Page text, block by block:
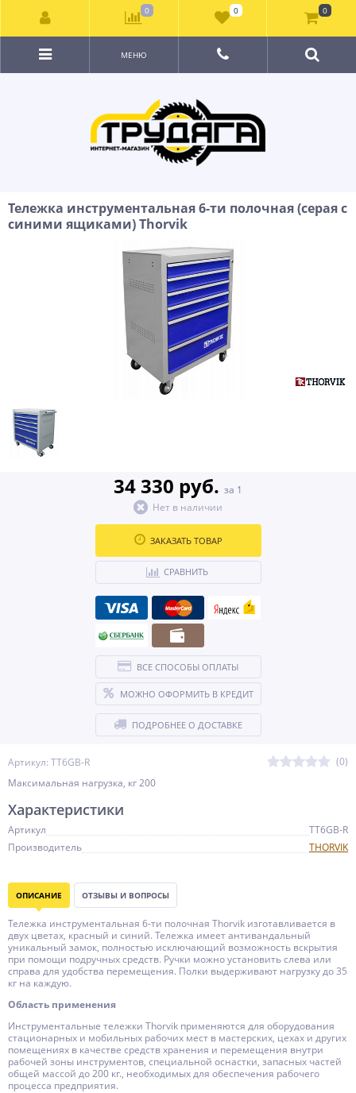
МЕНЮ
Тележка инструментальная 6-ти полочная (серая с
синими ящиками) Thorvik
Артикул: TT6GB-R
(0)
Максимальная нагрузка, кг 200
34 330 руб. за 1
Нет в наличии
ЗАКАЗАТЬ ТОВАР
СРАВНИТЬ
ВСЕ СПОСОБЫ ОПЛАТЫ
МОЖНО ОФОРМИТЬ В КРЕДИТ
ПОДРОБНЕЕ О ДОСТАВКЕ
Характеристики
Артикул
TT6GB-R
Производитель
THORVIK
ОПИСАНИЕ ОТЗЫВЫ И ВОПРОСЫ
Тележка инструментальная 6-ти полочная Thorvik изготавливается в
двух цветах, красный и синий. Тележка имеет антивандальный
уникальный замок, полностью исключающий возможность вскрытия
при помощи подручных средств. Ручки можно установить слева или
справа для удобства перемещения. Полки выдерживают нагрузку до 35
кг на каждую.
Область применения
Инструментальные тележки Thorvik применяются для оборудования
стационарных и мобильных рабочих мест в мастерских, цехах и других
помещениях в качестве средств хранения и перемещения внутри
рабочей зоны инструментов, специальной оснастки, запасных частей
общей массой до 200 кг., необходимых для обеспечения рабочего
процесса предприятия.
0 0 0